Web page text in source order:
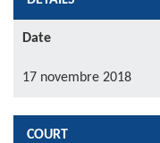
Date
17 novembre 2018
COURT